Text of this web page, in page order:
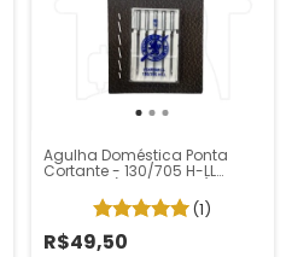
Agulha Doméstica Ponta
Cortante - 130/705 H-LL
(1)
R$49,50